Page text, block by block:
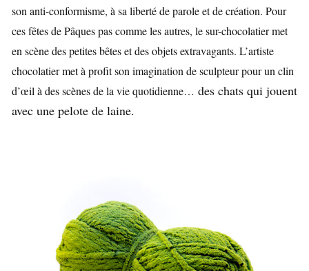
son anti-conformisme, à sa liberté de parole et de création. Pour
ces fêtes de Pâques pas comme les autres, le sur-chocolatier met
en scène des petites bêtes et des objets extravagants. L’artiste
chocolatier met à profit son imagination de sculpteur pour un clin
d’œil à des scènes de la vie quotidienne… des chats qui jouent
avec une pelote de laine.